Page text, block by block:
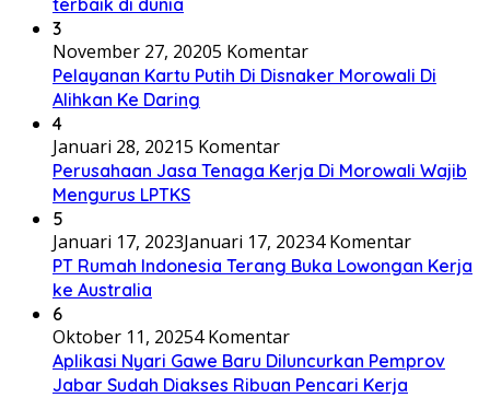
terbaik di dunia
3
November 27, 20205 Komentar
Pelayanan Kartu Putih Di Disnaker Morowali Di
Alihkan Ke Daring
4
Januari 28, 20215 Komentar
Perusahaan Jasa Tenaga Kerja Di Morowali Wajib
Mengurus LPTKS
5
Januari 17, 2023Januari 17, 20234 Komentar
PT Rumah Indonesia Terang Buka Lowongan Kerja
ke Australia
6
Oktober 11, 20254 Komentar
Aplikasi Nyari Gawe Baru Diluncurkan Pemprov
Jabar Sudah Diakses Ribuan Pencari Kerja